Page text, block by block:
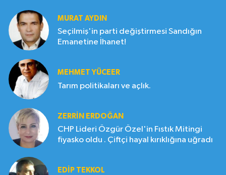
MURAT AYDIN
Seçilmiş'in parti değiştirmesi Sandığın
Emanetine İhanet!
MEHMET YÜCEER
Tarım politikaları ve açlık.
ZERRIN ERDOĞAN
CHP Lideri Özgür Özel'in Fıstık Mitingi
fiyasko oldu . Çiftçi hayal kırıklığına uğradı
EDIP TEKKOL